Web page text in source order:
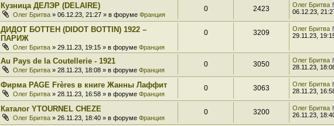
Кузница ДЕЛЭР (DELAIRE)
Олег Бритва » 06.12.23, 21:27 » в форуме Франция
0 2423
Олег Бритва
06.12.23,
ДИДОТ БОТТЕН (DIDOT BOTTIN) 1922 –
ПАРИЖ
Олег Бритва » 29.11.23, 19:15 » в форуме Франция
0 3209
Олег Бритва
29.11.23,
Au Pays de la Coutellerie - 1921
Олег Бритва » 28.11.23, 18:08 » в форуме Франция
0 3050
Олег Бритва
28.11.23,
Фирма PAGE Frères в книге Жанны Лаффит
Олег Бритва » 28.11.23, 16:58 » в форуме Франция
0 3063
Олег Бритва
28.11.23,
Каталог YTOURNEL CHEZE
Олег Бритва » 26.11.23, 18:40 » в форуме Франция
0 3200
Олег Бритва
26.11.23,